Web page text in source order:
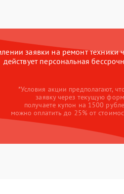
заявки на ремонт техники
действует персональная
*Условия акции предполагают,
заявку через текущую
получаете купон на 1500
можно оплатить до 25% от